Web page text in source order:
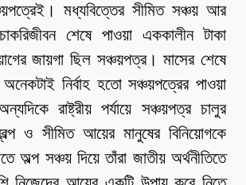
মধ্যবিত্তের সীমিত সঞ্চয় আর
শেষে পাওয়া এককালীন টাকা
জায়গা ছিল সঞ্চয়পত্র। মাসের শেষে
অনেকটাই নির্বাহ হতো সঞ্চয়পত্রের পাওয়া
রাষ্ট্রীয় পর্যায়ে সঞ্চয়পত্র চালুর
ও সীমিত আয়ের মানুষের বিনিয়োগকে
অল্প সঞ্চয় দিয়ে তাঁরা জাতীয় অর্থনীতিতে